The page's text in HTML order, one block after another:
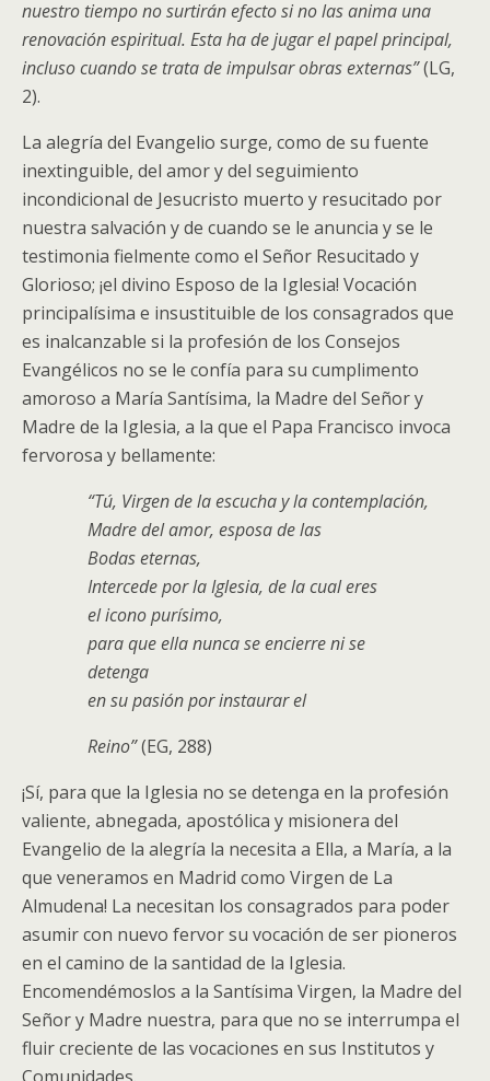
nuestro tiempo no surtirán efecto si no las anima una
renovación espiritual. Esta ha de jugar el papel principal,
incluso cuando se trata de impulsar obras externas”(LG,
2).
La alegría del Evangelio surge, como de su fuente
inextinguible, del amor y del seguimiento
incondicional de Jesucristo muerto y resucitado por
nuestra salvación y de cuando se le anuncia y se le
testimonia fielmente como el Señor Resucitado y
Glorioso; ¡el divino Esposo de la Iglesia! Vocación
principalísima e insustituible de los consagrados que
es inalcanzable si la profesión de los Consejos
Evangélicos no se le confía para su cumplimento
amoroso a María Santísima, la Madre del Señor y
Madre de la Iglesia, a la que el Papa Francisco invoca
fervorosa y bellamente:
“Tú, Virgen de la escucha y la contemplación,
Madre del amor, esposa de las
Bodas eternas,
Intercede por la Iglesia, de la cual eres
el icono purísimo,
para que ella nunca se encierre ni se
detenga
en su pasión por instaurar el
Reino”(EG, 288)
¡Sí, para que la Iglesia no se detenga en la profesión
valiente, abnegada, apostólica y misionera del
Evangelio de la alegría la necesita a Ella, a María, a la
que veneramos en Madrid como Virgen de La
Almudena! La necesitan los consagrados para poder
asumir con nuevo fervor su vocación de ser pioneros
en el camino de la santidad de la Iglesia.
Encomendémoslos a la Santísima Virgen, la Madre del
Señor y Madre nuestra, para que no se interrumpa el
fluir creciente de las vocaciones en sus Institutos y